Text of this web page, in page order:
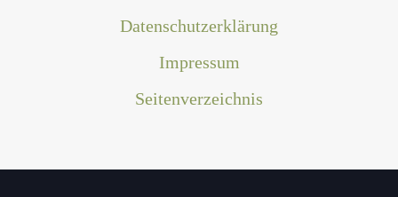
Datenschutzerklärung
Impressum
Seitenverzeichnis